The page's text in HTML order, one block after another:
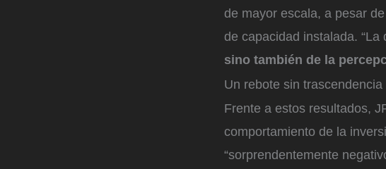
de mayor escala, a pesar
de capacidad instalada.
sino también de la
Un rebote sin trascendencia
Frente a estos resultados,
comportamiento de la
“sorprendentemente